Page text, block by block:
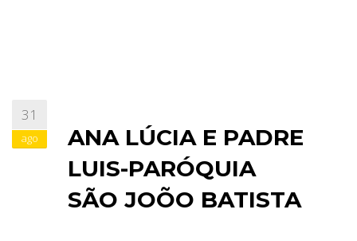
ABRANGÊNCIA
31
ago
ANA LÚCIA E PADRE
LUIS-PARÓQUIA
SÃO JOÕO BATISTA